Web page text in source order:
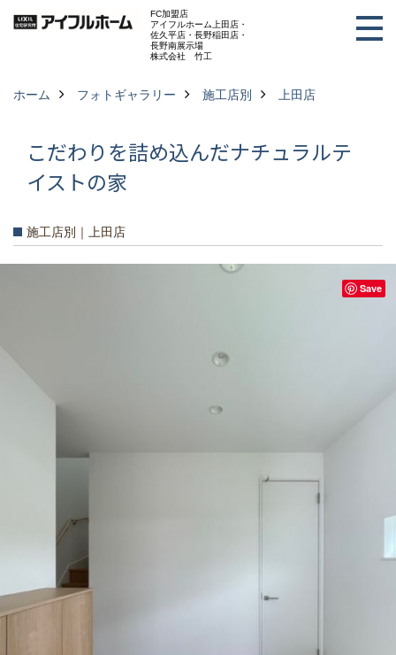
FC加盟店
アイフルホーム上田店・
佐久平店・長野稲田店・
長野南展示場
株式会社 竹工
ホーム フォトギャラリー 施工店別 上田店
こだわりを詰め込んだナチュラルテ
イストの家
施工店別｜上田店
Save